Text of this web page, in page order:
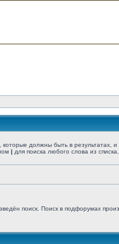
которые должны быть в результатах, и
| для поиска любого слова из
поиск. Поиск в подфорумах